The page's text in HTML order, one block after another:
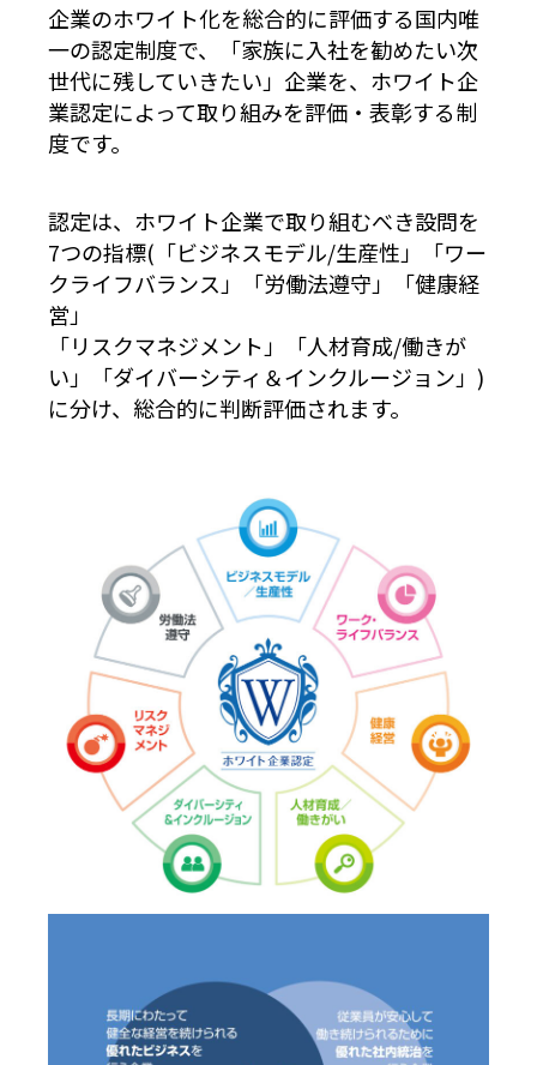
企業のホワイト化を総合的に評価する国内唯
一の認定制度で、「家族に入社を勧めたい次
世代に残していきたい」企業を、ホワイト企
業認定によって取り組みを評価・表彰する制
度です。
認定は、ホワイト企業で取り組むべき設問を
7つの指標(「ビジネスモデル/生産性」「ワー
クライフバランス」「労働法遵守」「健康経
営」
「リスクマネジメント」「人材育成/働きが
い」「ダイバーシティ＆インクルージョン」)
に分け、総合的に判断評価されます。